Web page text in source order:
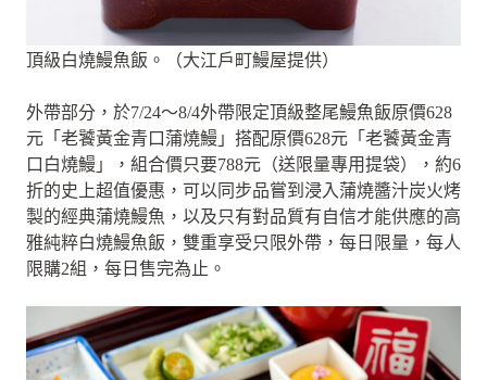
頂級白燒鰻魚飯。（大江戶町鰻屋提供）
外帶部分，於7/24～8/4外帶限定頂級整尾鰻魚飯原價628
元「老饕黃金青口蒲燒鰻」搭配原價628元「老饕黃金青
口白燒鰻」，組合價只要788元（送限量專用提袋），約6
折的史上超值優惠，可以同步品嘗到浸入蒲燒醬汁炭火烤
製的經典蒲燒鰻魚，以及只有對品質有自信才能供應的高
雅純粹白燒鰻魚飯，雙重享受只限外帶，每日限量，每人
限購2組，每日售完為止。